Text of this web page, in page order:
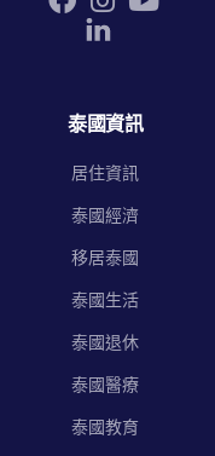
泰國資訊
居住資訊
泰國經濟
移居泰國
泰國生活
泰國退休
泰國醫療
泰國教育